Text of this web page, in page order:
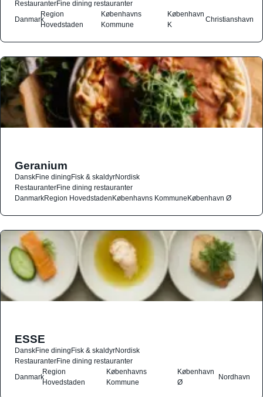
RestauranterFine dining restauranter
Danmark
Region
Hovedstaden
Københavns
Kommune
København
K
Christianshavn
Geranium
DanskFine diningFisk & skaldyrNordisk
RestauranterFine dining restauranter
DanmarkRegion HovedstadenKøbenhavns KommuneKøbenhavn Ø
ESSE
DanskFine diningFisk & skaldyrNordisk
RestauranterFine dining restauranter
Danmark
Region
Hovedstaden
Københavns
Kommune
København
Ø
Nordhavn